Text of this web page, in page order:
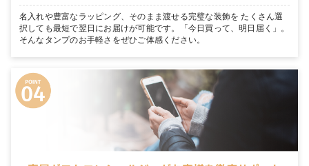
名入れや豊富なラッピング、そのまま渡せる完璧な装飾を たくさん選
択しても最短で翌日にお届けが可能です。「今日買って、明日届く」。
そんなタンプのお手軽さをぜひご体感ください。